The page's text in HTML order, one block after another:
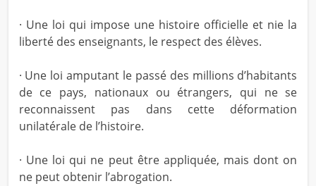
· Une loi qui impose une histoire officielle et nie la
liberté des enseignants, le respect des élèves.
· Une loi amputant le passé des millions d’habitants
de ce pays, nationaux ou étrangers, qui ne se
reconnaissent pas dans cette déformation
unilatérale de l’histoire.
· Une loi qui ne peut être appliquée, mais dont on
ne peut obtenir l’abrogation.